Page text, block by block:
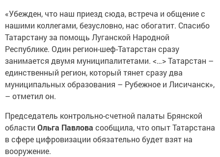
«Убежден, что наш приезд сюда, встреча и общение с
нашими коллегами, безусловно, нас обогатит. Спасибо
Татарстану за помощь Луганской Народной
Республике. Один регион-шеф-Татарстан сразу
занимается двумя муниципалитетами. <…> Татарстан –
единственный регион, который тянет сразу два
муниципальных образования – Рубежное и Лисичанск»,
– отметил он.
Председатель контрольно-счетной палаты Брянской
области Ольга Павлова сообщила, что опыт Татарстана
в сфере цифровизации обязательно будет взят на
вооружение.